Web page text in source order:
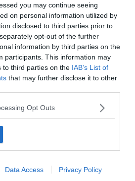
you may continue seeing
on personal information utilized by
disclosed to third parties prior to
opt-out of the further
information by third parties on the
participants. This information may
to third parties on the IAB’s List of
that may further disclose it to other
Opt Outs
Data Access Privacy Policy